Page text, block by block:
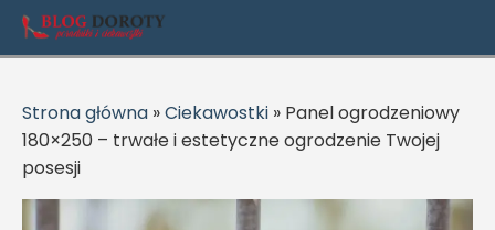
Strona główna »Ciekawostki » Panel ogrodzeniowy
180×250 – trwałe i estetyczne ogrodzenie Twojej
posesji